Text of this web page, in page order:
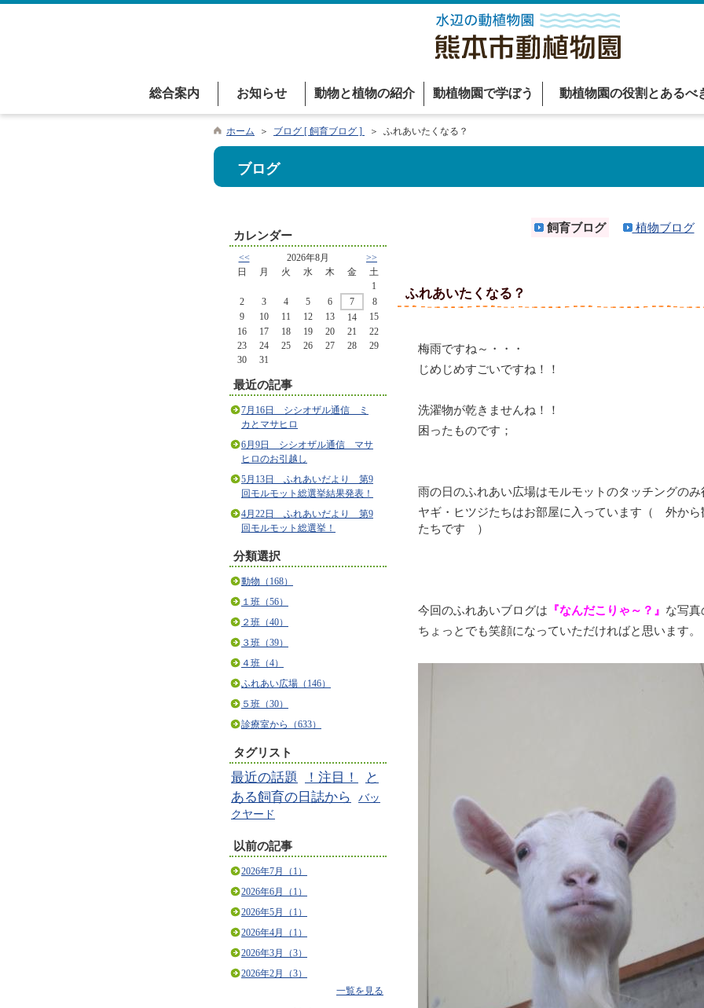
総合案内 お知らせ 動物と植物の紹介 動植物園で学ぼう 動植物園の役割とあるべ
ホーム ＞ ブログ [ 飼育ブログ ] ＞ ふれあいたくなる？
ブログ
カレンダー
<< 2026年8月
>>
日
月 火 水 木 金
土
1
2
3 4 5 6 7
8
9
10 11 12 13 14
15
16
17 18 19 20 21
22
23
24 25 26 27 28
29
30
31
最近の記事
7月16日 シシオザル通信 ミ
カとマサヒロ
6月9日 シシオザル通信 マサ
ヒロのお引越し
5月13日 ふれあいだより 第9
回モルモット総選挙結果発表！
4月22日 ふれあいだより 第9
回モルモット総選挙！
分類選択
動物（168）
１班（56）
２班（40）
３班（39）
４班（4）
ふれあい広場（146）
５班（30）
診療室から（633）
タグリスト
最近の話題 ！注目！
と
ある飼育の日誌から
バッ
クヤード
以前の記事
2026年7月（1）
2026年6月（1）
2026年5月（1）
2026年4月（1）
2026年3月（3）
2026年2月（3）
一覧を見る
飼育ブログ 植物ブログ
ふれあいたくなる？
梅雨ですね～・・・
じめじめすごいですね！！
洗濯物が乾きませんね！！
困ったものです；
雨の日のふれあい広場はモルモットのタッチングの
ヤギ・ヒツジたちはお部屋に入っています（ 外から
たちです ）
今回のふれあいブログは 『なんだこりゃ～？』 な写真
ちょっとでも笑顔になっていただければと思います。